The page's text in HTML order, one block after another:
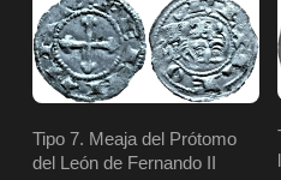
Tipo 7. Meaja del Prótomo
del León de Fernando II